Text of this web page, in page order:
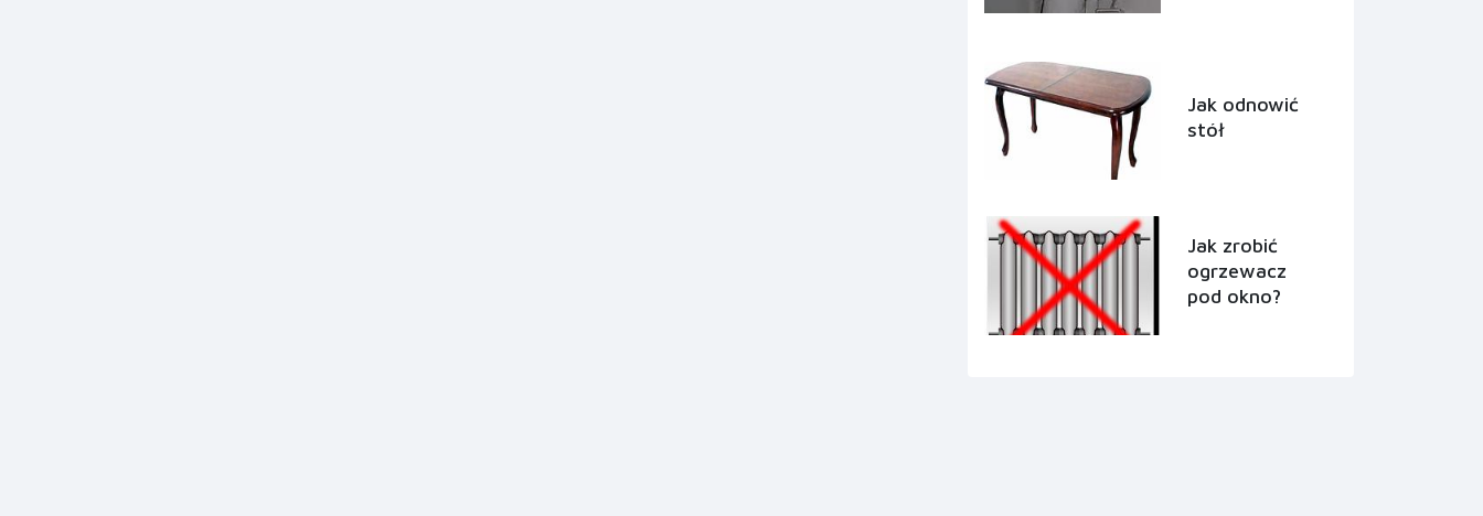
Jak odnowić
stół
Jak zrobić
ogrzewacz
pod okno?